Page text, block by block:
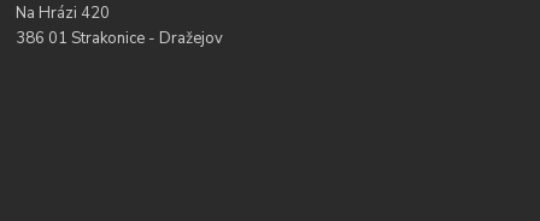
Na Hrázi 420
386 01 Strakonice - Dražejov